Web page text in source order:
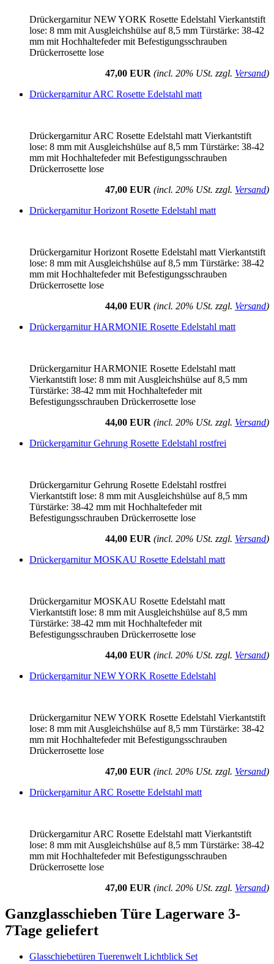
Drückergarnitur NEW YORK Rosette Edelstahl Vierkantstift
lose: 8 mm mit Ausgleichshülse auf 8,5 mm Türstärke: 38-42
mm mit Hochhaltefeder mit Befestigungsschrauben
Drückerrosette lose
47,00 EUR (incl. 20% USt. zzgl. Versand)
Drückergarnitur ARC Rosette Edelstahl matt
Drückergarnitur ARC Rosette Edelstahl matt Vierkantstift
lose: 8 mm mit Ausgleichshülse auf 8,5 mm Türstärke: 38-42
mm mit Hochhaltefeder mit Befestigungsschrauben
Drückerrosette lose
47,00 EUR (incl. 20% USt. zzgl. Versand)
Drückergarnitur Horizont Rosette Edelstahl matt
Drückergarnitur Horizont Rosette Edelstahl matt Vierkantstift
lose: 8 mm mit Ausgleichshülse auf 8,5 mm Türstärke: 38-42
mm mit Hochhaltefeder mit Befestigungsschrauben
Drückerrosette lose
44,00 EUR (incl. 20% USt. zzgl. Versand)
Drückergarnitur HARMONIE Rosette Edelstahl matt
Drückergarnitur HARMONIE Rosette Edelstahl matt
Vierkantstift lose: 8 mm mit Ausgleichshülse auf 8,5 mm
Türstärke: 38-42 mm mit Hochhaltefeder mit
Befestigungsschrauben Drückerrosette lose
44,00 EUR (incl. 20% USt. zzgl. Versand)
Drückergarnitur Gehrung Rosette Edelstahl rostfrei
Drückergarnitur Gehrung Rosette Edelstahl rostfrei
Vierkantstift lose: 8 mm mit Ausgleichshülse auf 8,5 mm
Türstärke: 38-42 mm mit Hochhaltefeder mit
Befestigungsschrauben Drückerrosette lose
44,00 EUR (incl. 20% USt. zzgl. Versand)
Drückergarnitur MOSKAU Rosette Edelstahl matt
Drückergarnitur MOSKAU Rosette Edelstahl matt
Vierkantstift lose: 8 mm mit Ausgleichshülse auf 8,5 mm
Türstärke: 38-42 mm mit Hochhaltefeder mit
Befestigungsschrauben Drückerrosette lose
44,00 EUR (incl. 20% USt. zzgl. Versand)
Drückergarnitur NEW YORK Rosette Edelstahl
Drückergarnitur NEW YORK Rosette Edelstahl Vierkantstift
lose: 8 mm mit Ausgleichshülse auf 8,5 mm Türstärke: 38-42
mm mit Hochhaltefeder mit Befestigungsschrauben
Drückerrosette lose
47,00 EUR (incl. 20% USt. zzgl. Versand)
Drückergarnitur ARC Rosette Edelstahl matt
Drückergarnitur ARC Rosette Edelstahl matt Vierkantstift
lose: 8 mm mit Ausgleichshülse auf 8,5 mm Türstärke: 38-42
mm mit Hochhaltefeder mit Befestigungsschrauben
Drückerrosette lose
47,00 EUR (incl. 20% USt. zzgl. Versand)
Ganzglasschieben Türe Lagerware 3-
7Tage geliefert
Glasschiebetüren Tuerenwelt Lichtblick Set